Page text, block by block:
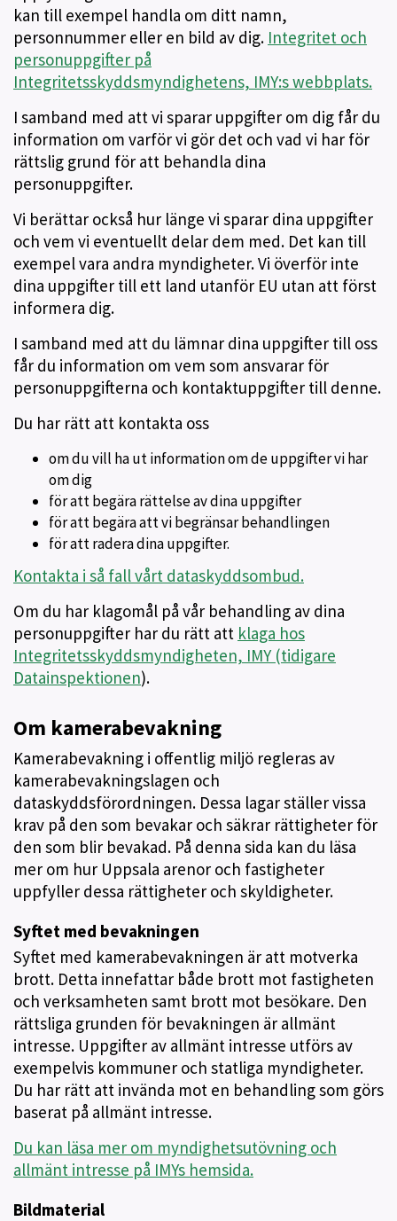
kan till exempel handla om ditt namn,
personnummer eller en bild av dig. Integritet och
personuppgifter på
Integritetsskyddsmyndighetens, IMY:s webbplats.
I samband med att vi sparar uppgifter om dig får du
information om varför vi gör det och vad vi har för
rättslig grund för att behandla dina
personuppgifter.
Vi berättar också hur länge vi sparar dina uppgifter
och vem vi eventuellt delar dem med. Det kan till
exempel vara andra myndigheter. Vi överför inte
dina uppgifter till ett land utanför EU utan att först
informera dig.
I samband med att du lämnar dina uppgifter till oss
får du information om vem som ansvarar för
personuppgifterna och kontaktuppgifter till denne.
Du har rätt att kontakta oss
om du vill ha ut information om de uppgifter vi har
om dig
för att begära rättelse av dina uppgifter
för att begära att vi begränsar behandlingen
för att radera dina uppgifter.
Kontakta i så fall vårt dataskyddsombud.
Om du har klagomål på vår behandling av dina
personuppgifter har du rätt att klaga hos
Integritetsskyddsmyndigheten, IMY (tidigare
Datainspektionen).
Om kamerabevakning
Kamerabevakning i offentlig miljö regleras av
kamerabevakningslagen och
dataskyddsförordningen. Dessa lagar ställer vissa
krav på den som bevakar och säkrar rättigheter för
den som blir bevakad. På denna sida kan du läsa
mer om hur Uppsala arenor och fastigheter
uppfyller dessa rättigheter och skyldigheter.
Syftet med bevakningen
Syftet med kamerabevakningen är att motverka
brott. Detta innefattar både brott mot fastigheten
och verksamheten samt brott mot besökare. Den
rättsliga grunden för bevakningen är allmänt
intresse. Uppgifter av allmänt intresse utförs av
exempelvis kommuner och statliga myndigheter.
Du har rätt att invända mot en behandling som görs
baserat på allmänt intresse.
Du kan läsa mer om myndighetsutövning och
allmänt intresse på IMYs hemsida.
Bildmaterial